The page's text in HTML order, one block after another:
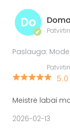
Do
✔
Paslauga:
5.0
Meistrė labai
2026-02-13